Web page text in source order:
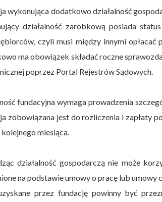
wykonująca dodatkowo działalność
działalność zarobkową posiada
czyli musi między innymi
ma obowiązek składać roczne
poprzez Portal Rejestrów Sądowych.
fundacyjna wymaga prowadzenia
zobowiązana jest do rozliczenia i zapłaty
kolejnego miesiąca.
działalność gospodarczą nie może
na podstawie umowy o pracę lub umowy
przez fundację powinny być